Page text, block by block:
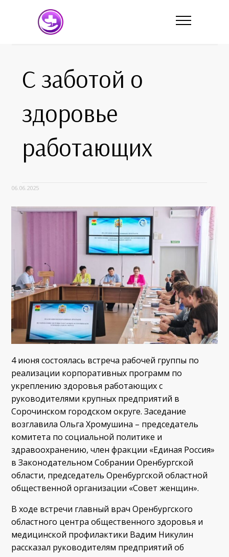
С заботой о
здоровье
работающих
06.06.2025
4 июня состоялась встреча рабочей группы по
реализации корпоративных программ по
укреплению здоровья работающих с
руководителями крупных предприятий в
Сорочинском городском округе. Заседание
возглавила Ольга Хромушина – председатель
комитета по социальной политике и
здравоохранению, член фракции «Единая Россия»
в Законодательном Собрании Оренбургской
области, председатель Оренбургской областной
общественной организации «Совет женщин».
В ходе встречи главный врач Оренбургского
областного центра общественного здоровья и
медицинской профилактики Вадим Никулин
рассказал руководителям предприятий об